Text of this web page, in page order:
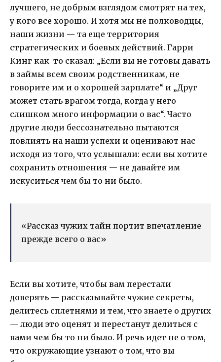
лучшего, не добрым взглядом смотрят на тех,
у кого все хорошо. И хотя мы не полководцы,
наши жизни — та еще территория
стратегических и боевых действий. Гарри
Кинг как-то сказал: „Если вы не готовы давать
в займы всем своим родственникам, не
говорите им и о хорошей зарплате“ и „Друг
может стать врагом тогда, когда у него
слишком много информации о вас“. Часто
другие люди бессознательно пытаются
повлиять на наши успехи и оценивают нас
исходя из того, что услышали: если вы хотите
сохранить отношения — не давайте им
искуситься чем бы то ни было.
«Рассказ чужих тайн портит впечатление
прежде всего о вас»
Если вы хотите, чтобы вам перестали
доверять — рассказывайте чужие секреты,
делитесь сплетнями и тем, что знаете о других
— люди это оценят и перестанут делиться с
вами чем бы то ни было. И речь идет не о том,
что окружающие узнают о том, что вы